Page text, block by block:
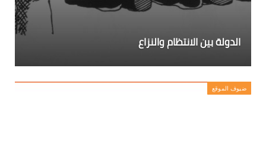
الدولة بين الانتظام والنزاع
ضيوف الموقع